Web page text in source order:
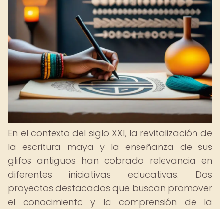
En el contexto del siglo XXI, la revitalización de
la escritura maya y la enseñanza de sus
glifos antiguos han cobrado relevancia en
diferentes iniciativas educativas. Dos
proyectos destacados que buscan promover
el conocimiento y la comprensión de la